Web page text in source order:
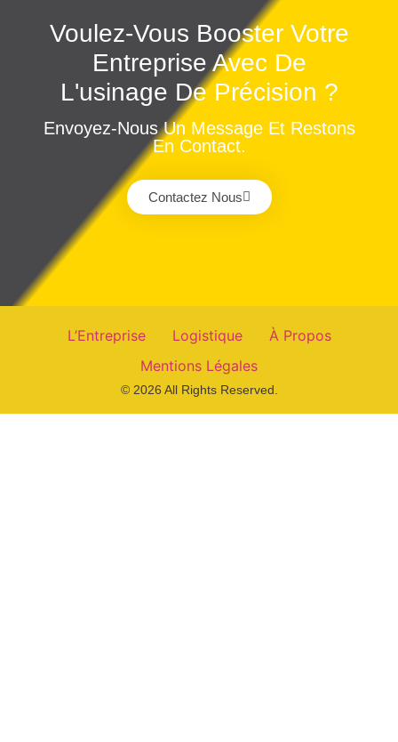
Voulez-Vous Booster Votre
Entreprise Avec De
L'usinage De Précision ?
Envoyez-Nous Un Message Et Restons
En Contact.
Contactez Nous
L’Entreprise Logistique
À Propos
Mentions Légales
© 2026 All Rights Reserved.